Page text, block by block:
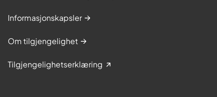
Informasjonskapsler
Om tilgjengelighet
Tilgjengelighetserklæring